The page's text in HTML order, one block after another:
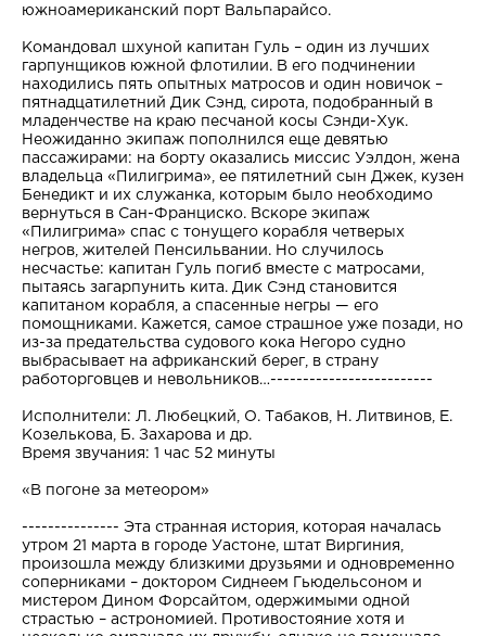
южноамериканский порт Вальпарайсо.
Командовал шхуной капитан Гуль – один из лучших
гарпунщиков южной флотилии. В его подчинении
находились пять опытных матросов и один новичок –
пятнадцатилетний Дик Сэнд, сирота, подобранный в
младенчестве на краю песчаной косы Сэнди-Хук.
Неожиданно экипаж пополнился еще девятью
пассажирами: на борту оказались миссис Уэлдон, жена
владельца «Пилигрима», ее пятилетний сын Джек, кузен
Бенедикт и их служанка, которым было необходимо
вернуться в Сан-Франциско. Вскоре экипаж
«Пилигрима» спас с тонущего корабля четверых
негров, жителей Пенсильвании. Но случилось
несчастье: капитан Гуль погиб вместе с матросами,
пытаясь загарпунить кита. Дик Сэнд становится
капитаном корабля, а спасенные негры — его
помощниками. Кажется, самое страшное уже позади, но
из-за предательства судового кока Негоро судно
выбрасывает на африканский берег, в страну
работорговцев и невольников…-------------------------
Исполнители: Л. Любецкий, О. Табаков, Н. Литвинов, Е.
Козелькова, Б. Захарова и др.
Время звучания: 1 час 52 минуты
«В погоне за метеором»
--------------- Эта странная история, которая началась
утром 21 марта в городе Уастоне, штат Виргиния,
произошла между близкими друзьями и одновременно
соперниками – доктором Сиднеем Гьюдельсоном и
мистером Дином Форсайтом, одержимыми одной
страстью – астрономией. Противостояние хотя и